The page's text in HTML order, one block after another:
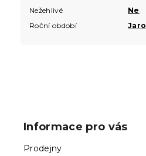
Nežehlivé
Ne
Roční období
Jaro
Informace pro vás
Prodejny